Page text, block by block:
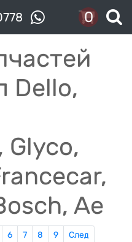
0
Dello,
Ae
6 7 8 9 След